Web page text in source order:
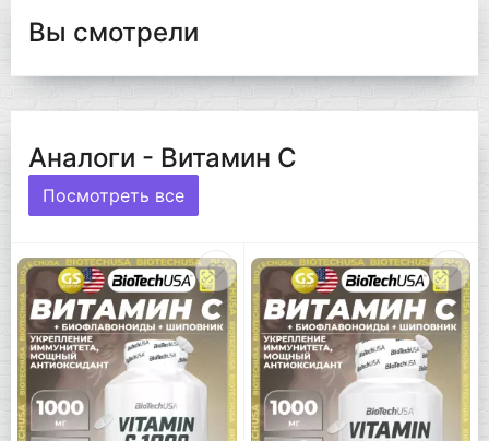
Вы смотрели
Аналоги - Витамин C
Посмотреть все